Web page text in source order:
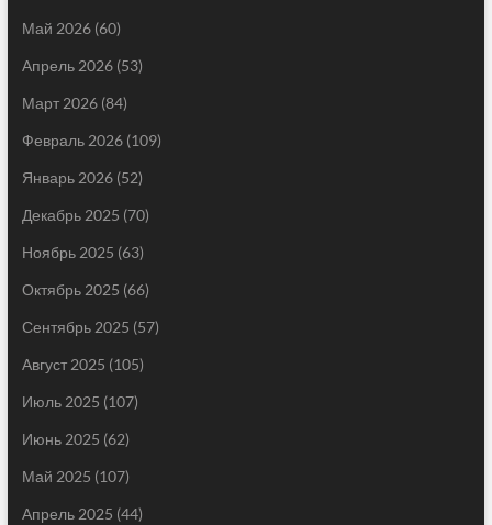
Май 2026(60)
Апрель 2026(53)
Март 2026(84)
Февраль 2026(109)
Январь 2026(52)
Декабрь 2025 (70)
Ноябрь 2025 (63)
Октябрь 2025 (66)
Сентябрь 2025 (57)
Август 2025 (105)
Июль 2025 (107)
Июнь 2025 (62)
Май 2025 (107)
Апрель 2025 (44)